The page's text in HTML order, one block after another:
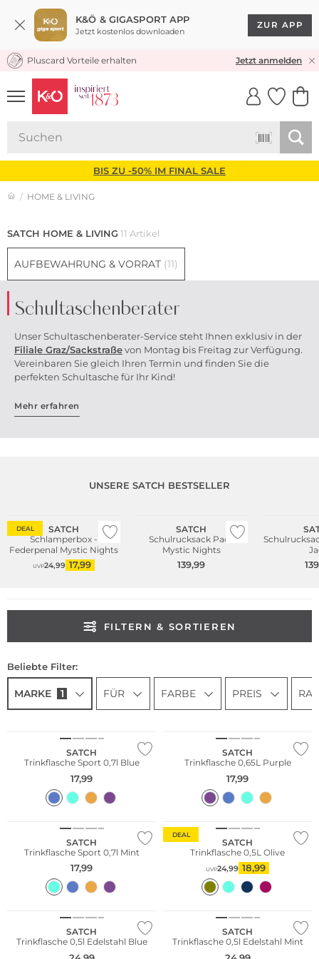
K&Ö & GIGASPORT APP
Jetzt kostenlos downloaden
ZUR APP
KOSTENLOSER VERSAND* & RÜCKVERSAND
Pluscard Vorteile erhalten Jetzt anmelden
UNSERE APP
CLICK &
BIS ZU -50% IM FINAL SALE
HOME & LIVING
SATCH HOME & LIVING 11 Artikel
AUFBEWAHRUNG & VORRAT (11)
Schultaschenberater
Unser Schultaschenberater-Service steht Ihnen exklusiv in der
Filiale Graz/Sackstraßevon Montag bis Freitag zur Verfügung.
Vereinbaren Sie gleich Ihren Termin und finden Sie die
perfekten Schultasche für Ihr Kind!
Mehr erfahren
UNSERE SATCH BESTSELLER
DEAL
SATCH
Schlamperbox -
Federpenal Mystic Nights
UVP24,99 17,99
SATCH
Schulrucksack Pack
Mystic Nights
139,99
FILTERN & SORTIEREN
Beliebte Filter:
MARKE 1 FÜR FARBE PREIS
SATCH
Trinkflasche Sport 0,7l Blue
17,99
SATCH
Trinkflasche 0,65L Purple
17,99
Nachhaltig
SATCH
Trinkflasche Sport 0,7l Mint
17,99
DEAL
Nachhaltig
Nur Online
SATCH
Trinkflasche 0,5L Olive
UVP24,99 18,99
Nachhaltig
SATCH
Trinkflasche 0,5l Edelstahl Blue
Nachhaltig
SATCH
Trinkflasche 0,5l Edelstahl Mint